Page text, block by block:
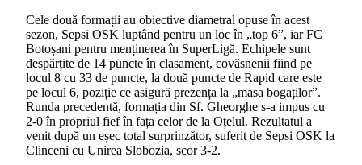
Cele două formații au obiective diametral opuse în acest
sezon, Sepsi OSK luptând pentru un loc în „top 6”, iar FC
Botoșani pentru menținerea în SuperLigă. Echipele sunt
despărțite de 14 puncte în clasament, covăsnenii fiind pe
locul 8 cu 33 de puncte, la două puncte de Rapid care este
pe locul 6, poziție ce asigură prezența la „masa bogaților”.
Runda precedentă, formația din Sf. Gheorghe s-a impus cu
2-0 în propriul fief în fața celor de la Oțelul. Rezultatul a
venit după un eșec total surprinzător, suferit de Sepsi OSK la
Clinceni cu Unirea Slobozia, scor 3-2.